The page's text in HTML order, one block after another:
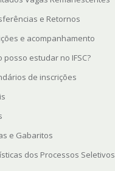
e Retornos
e acompanhamento
posso estudar no IFSC?
de inscrições
e Gabaritos
dos Processos Seletivos